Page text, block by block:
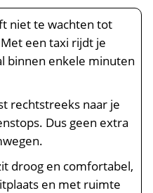
niet te wachten tot
een taxi rijdt je
binnen enkele minuten
rechtstreeks naar je
Dus geen extra
droog en comfortabel,
en met ruimte